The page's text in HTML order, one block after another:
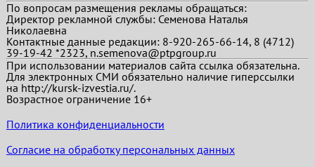
По вопросам размещения рекламы обращаться:
Директор рекламной службы: Семенова Наталья
Николаевна
Контактные данные редакции: 8-920-265-66-14, 8 (4712)
39-19-42 *2323, n.semenova@ptpgroup.ru
При использовании материалов сайта ссылка обязательна.
Для электронных СМИ обязательно наличие гиперссылки
на http://kursk-izvestia.ru/.
Возрастное ограничение 16+
Политика конфиденциальности
Согласие на обработку персональных данных